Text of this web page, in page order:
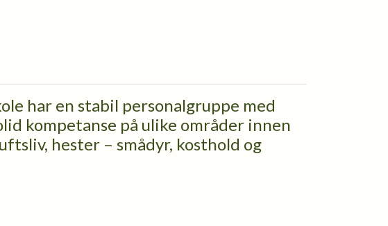
har en stabil personalgruppe med
kompetanse på ulike områder innen
hester – smådyr, kosthold og